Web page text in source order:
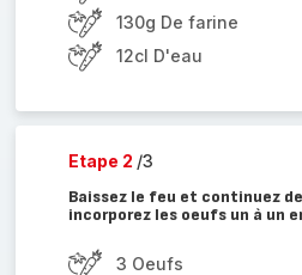
130g De farine
12cl D'eau
Etape 2 /3
Baissez le feu et continuez
incorporez les oeufs un à un
3 Oeufs